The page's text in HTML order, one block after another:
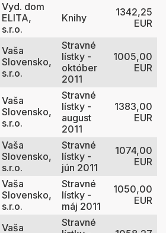
Vyd. dom
ELITA,
s.r.o.
Knihy
1342,25
EUR
Vaša
Slovensko,
s.r.o.
Stravné
lístky -
október
2011
1005,00
EUR
Vaša
Slovensko,
s.r.o.
Stravné
lístky -
august
2011
1383,00
EUR
Vaša
Slovensko,
s.r.o.
Stravné
lístky -
jún 2011
1074,00
EUR
Vaša
Slovensko,
s.r.o.
Stravné
lístky -
máj 2011
1050,00
EUR
Vaša
Stravné